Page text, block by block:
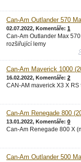
Can-Am Outlander 570
02.07.2022, Komentáře: 1
Can-Am Outlander Max
rozšiřující lemy
Can-Am Maverick 1000
16.02.2022, Komentáře: 2
CAN-AM maverick X3 X RS
Can-Am Renegade 800
13.01.2022, Komentáře: 0
Can-Am Renegade 800 X
Can-Am Outlander 500